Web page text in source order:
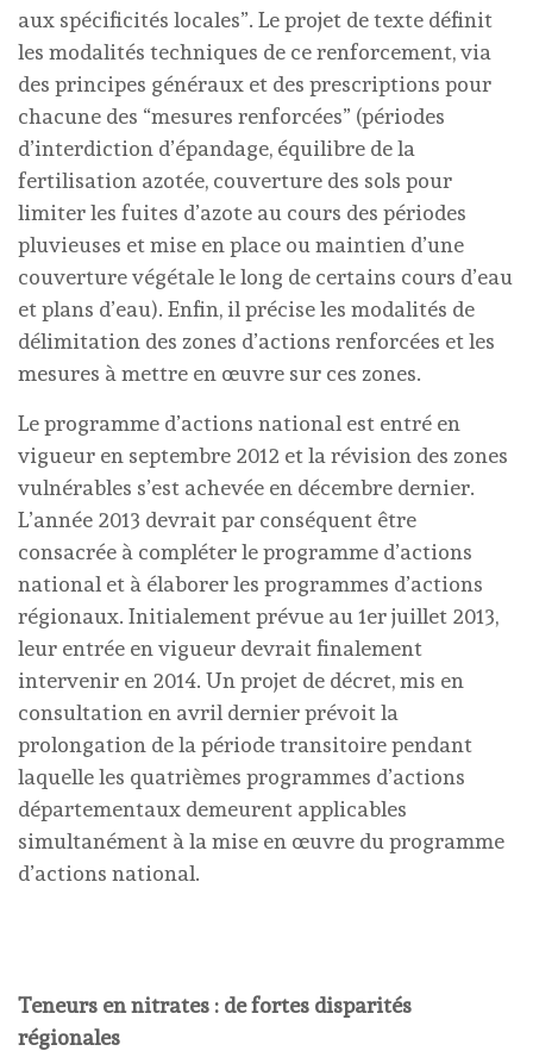
aux spécificités locales”. Le projet de texte définit
les modalités techniques de ce renforcement, via
des principes généraux et des prescriptions pour
chacune des “mesures renforcées” (périodes
d’interdiction d’épandage, équilibre de la
fertilisation azotée, couverture des sols pour
limiter les fuites d’azote au cours des périodes
pluvieuses et mise en place ou maintien d’une
couverture végétale le long de certains cours d’eau
et plans d’eau). Enfin, il précise les modalités de
délimitation des zones d’actions renforcées et les
mesures à mettre en œuvre sur ces zones.
Le programme d’actions national est entré en
vigueur en septembre 2012 et la révision des zones
vulnérables s’est achevée en décembre dernier.
L’année 2013 devrait par conséquent être
consacrée à compléter le programme d’actions
national et à élaborer les programmes d’actions
régionaux. Initialement prévue au 1er juillet 2013,
leur entrée en vigueur devrait finalement
intervenir en 2014. Un projet de décret, mis en
consultation en avril dernier prévoit la
prolongation de la période transitoire pendant
laquelle les quatrièmes programmes d’actions
départementaux demeurent applicables
simultanément à la mise en œuvre du programme
d’actions national.
Teneurs en nitrates : de fortes disparités
régionales